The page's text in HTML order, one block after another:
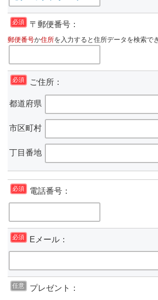
必須 〒郵便番号：
郵便番号か住所を入力すると住所データを検索で
必須 ご住所：
都道府県
市区町村
丁目番地
必須 電話番号：
必須 Eメール：
任意
プレゼント：